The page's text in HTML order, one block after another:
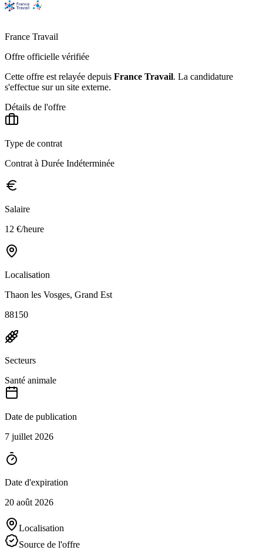
France Travail
Offre officielle vérifiée
Cette offre est relayée depuis France Travail. La candidature
s'effectue sur un site externe.
Détails de l'offre
Type de contrat
Contrat à Durée Indéterminée
Salaire
12 €/heure
Localisation
Thaon les Vosges, Grand Est
88150
Secteurs
Santé animale
Date de publication
7 juillet 2026
Date d'expiration
20 août 2026
Localisation
Source de l'offre